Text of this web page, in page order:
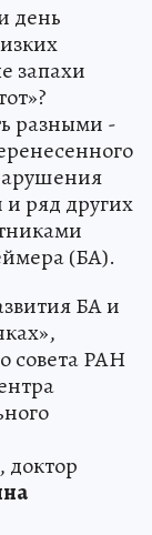
день
запахи
разными -
и ряд других
(БА).
БА и
совета РАН
доктор